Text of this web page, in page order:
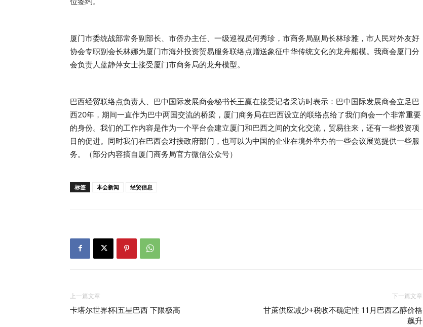
厦门市委统战部常务副部长、市侨办主任、一级巡视员何秀珍，市商务局副局长林珍雅，市人民对外友好
协会专职副会长林娜为厦门市海外投资贸易服务联络点赠送象征中华传统文化的龙舟船模。我商会厦门分
会负责人蓝静萍女士接受厦门市商务局的龙舟模型。
巴西经贸联络点负责人、巴中国际发展商会秘书长王赢在接受记者采访时表示：巴中国际发展商会立足巴
西20年，期间一直作为巴中两国交流的桥梁，厦门商务局在巴西设立的联络点给了我们商会一个非常重要
的身份。我们的工作内容是作为一个平台会建立厦门和巴西之间的文化交流，贸易往来，还有一些投资项
目的促进。同时我们在巴西会对接政府部门，也可以为中国的企业在境外举办的一些会议展览提供一些服
务。（部分内容摘自厦门商务局官方微信公众号）
标签 本会新闻 经贸信息
上一篇文章
卡塔尔世界杯|五星巴西 下限极高
下一篇文章
甘蔗供应减少+税收不确定性 11月巴西乙醇价格
飙升